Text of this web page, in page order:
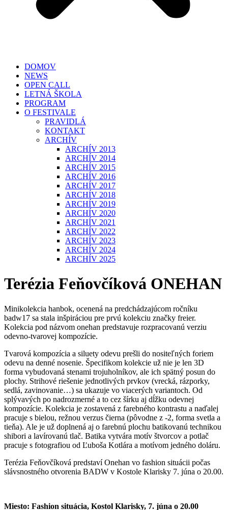
DOMOV
NEWS
OPEN CALL
LETNÁ ŠKOLA
PROGRAM
O FESTIVALE
PRAVIDLÁ
KONTAKT
ARCHÍV
ARCHÍV 2013
ARCHÍV 2014
ARCHÍV 2015
ARCHÍV 2016
ARCHÍV 2017
ARCHÍV 2018
ARCHÍV 2019
ARCHÍV 2020
ARCHÍV 2021
ARCHÍV 2022
ARCHÍV 2023
ARCHÍV 2024
ARCHÍV 2025
Terézia Feňovčíková ONEHAN
Minikolekcia hanbok, ocenená na predchádzajúcom ročníku
badw17 sa stala inšpiráciou pre prvú kolekciu značky freier.
Kolekcia pod názvom onehan predstavuje rozpracovanú verziu
odevno-tvarovej kompozície.
Tvarová kompozícia a siluety odevu prešli do nositeľných foriem
odevu na denné nosenie. Špecifikom kolekcie už nie je len 3D
forma vybudovaná stenami trojuholníkov, ale ich spätný posun do
plochy. Strihové riešenie jednotlivých prvkov (vrecká, rázporky,
sedlá, zavinovanie…) sa ukazuje vo viacerých variantoch. Od
splývavých po nadrozmerné a to cez šírku aj dĺžku odevnej
kompozície. Kolekcia je zostavená z farebného kontrastu a naďalej
pracuje s bielou, režnou verzus čierna (pôvodne z -2, forma svetla a
tieňa). Ale je už doplnená aj o farebnú plochu batikovanú technikou
shibori a lavírovanú tlač. Batika vytvára motív štvorcov a potlač
pracuje s fotografiou od Ľuboša Kotlára a motívom jedného doláru.
Terézia Feňovčíková predstaví Onehan vo fashion situácii počas
slávsnostného otvorenia BADW v Kostole Klarisky 7. júna o 20.00.
Miesto: Fashion situácia, Kostol Klarisky, 7. júna o 20.00